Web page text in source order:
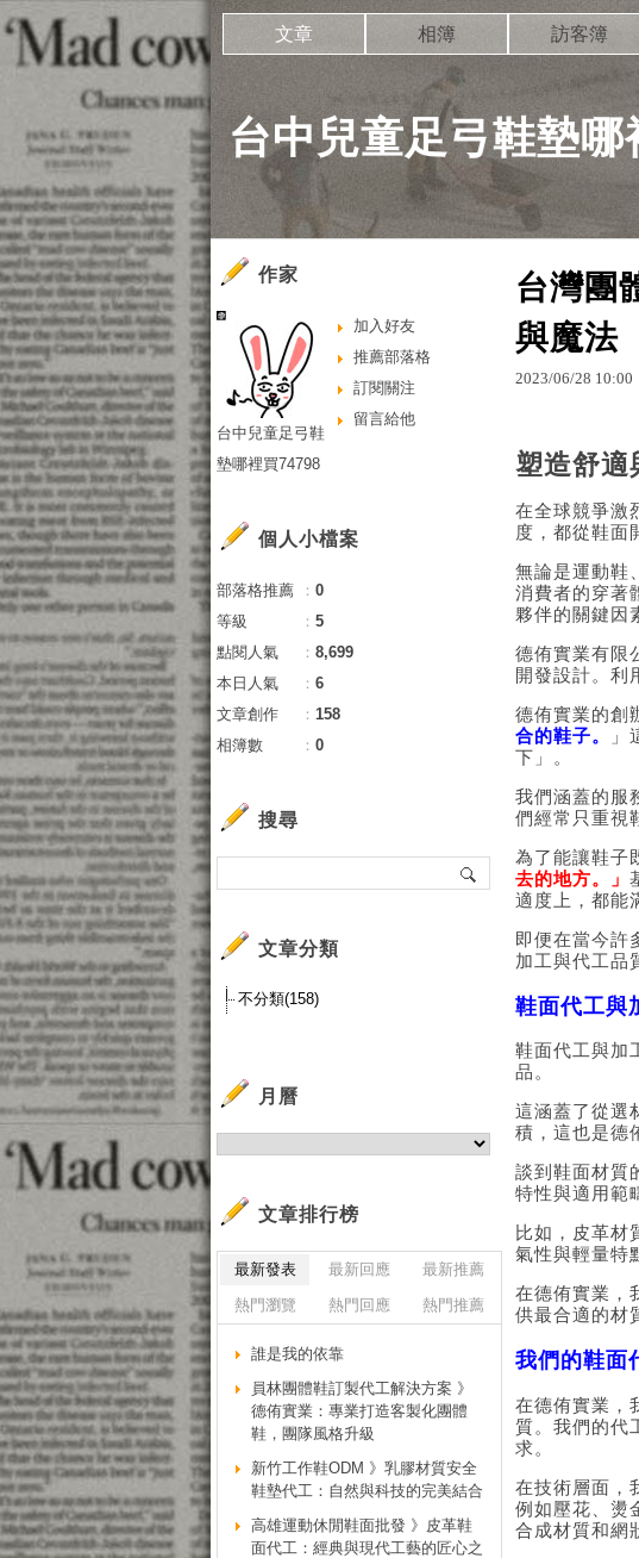
台中兒童足弓鞋墊
文章 相簿 訪客簿
台灣團
與魔法
2023/06/28 10:00
塑造舒適
在全球競爭激
度，都從鞋面
無論是運動鞋
消費者的穿著
夥伴的關鍵因
德侑實業有限
開發設計。利
德侑實業的創
合的鞋子。
」
下」。
我們涵蓋的服
們經常只重視
為了能讓鞋子
去的地方。」
適度上，都能
即便在當今許
加工與代工品
鞋面代工與
鞋面代工與加
品。
這涵蓋了從選
積，這也是德
談到鞋面材質
特性與適用範
比如，皮革材
氣性與輕量特
在德侑實業，
供最合適的材
我們的鞋面
在德侑實業，
質。我們的代
求。
在技術層面，
例如壓花、燙
合成材質和網
作家
加入好友
推薦部落格
訂閱關注
留言給他
台中兒童足弓鞋
墊哪裡買74798
個人小檔案
部落格推薦 ： 0
等級
： 5
點閱人氣
： 8,699
本日人氣
： 6
文章創作
： 158
相簿數
： 0
搜尋
文章分類
不分類(158)
月曆
文章排行榜
最新發表 最新回應
最新推薦
熱門瀏覽
熱門回應 熱門推薦
誰是我的依靠
員林團體鞋訂製代工解決方案 》
德侑實業：專業打造客製化團體
鞋，團隊風格升級
新竹工作鞋ODM 》乳膠材質安全
鞋墊代工：自然與科技的完美結合
高雄運動休閒鞋面批發 》皮革鞋
面代工：經典與現代工藝的匠心之